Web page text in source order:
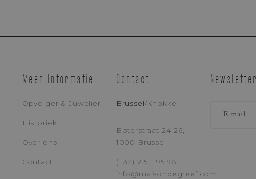
Boetiek Brussel Boetiek Knokke
E-MAILADRES
BERICHT
Meer Informatie
Opvolger & Juwelier
Historiek
Over ons
Contact
Contact
Brussel/Knokke
Boterstraat 24-26,
1000 Brussel
(+32) 2 511 95 98
info@maisondegreef.com
Newsletter